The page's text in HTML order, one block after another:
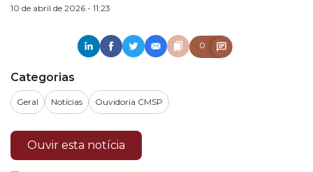
10 de abril de 2026 - 11:23
0
Categorias
Geral Notícias Ouvidoria CMSP
Ouvir esta notícia